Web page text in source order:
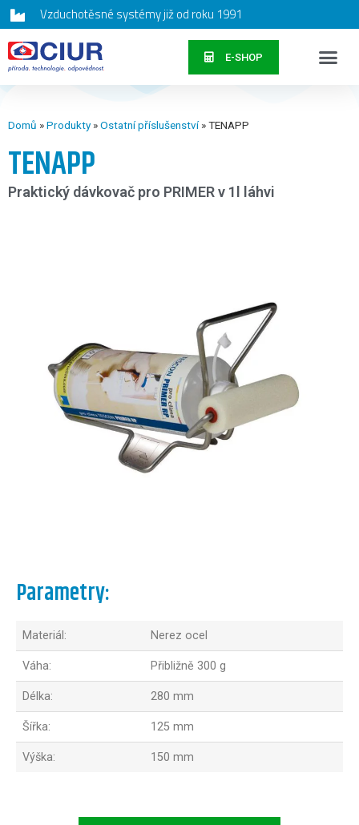
Vzduchotěsné systémy již od roku 1991
E-SHOP
Domů »Produkty»Ostatní příslušenství»TENAPP
TENAPP
Praktický dávkovač pro PRIMER v 1l láhvi
Parametry:
Materiál: Nerez ocel
Váha: Přibližně 300 g
Délka: 280 mm
Šířka: 125 mm
Výška: 150 mm